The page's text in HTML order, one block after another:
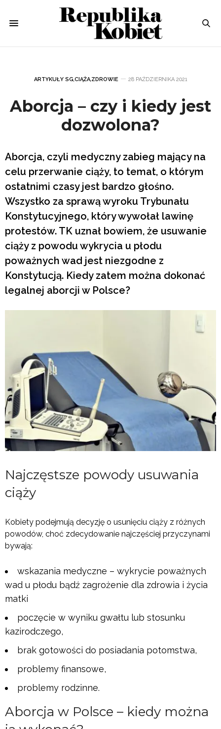
ARTYKUŁY SG,CIĄŻA,ZDROWIE 28 PAŹDZIERNIKA 2021
Aborcja – czy i kiedy jest
dozwolona?
Aborcja, czyli medyczny zabieg mający na
celu przerwanie ciąży, to temat, o którym
ostatnimi czasy jest bardzo głośno.
Wszystko za sprawą wyroku Trybunału
Konstytucyjnego, który wywołał lawinę
protestów. TK uznał bowiem, że usuwanie
ciąży z powodu wykrycia u płodu
poważnych wad jest niezgodne z
Konstytucją. Kiedy zatem można dokonać
legalnej aborcji w Polsce?
Najczęstsze powody usuwania
ciąży
Kobiety podejmują decyzję o usunięciu ciąży z różnych
powodów, choć zdecydowanie najczęściej przyczynami
bywają:
wskazania medyczne – wykrycie poważnych
wad u płodu bądź zagrożenie dla zdrowia i życia
matki
poczęcie w wyniku gwałtu lub stosunku
kazirodczego,
brak gotowości do posiadania potomstwa,
problemy finansowe,
problemy rodzinne.
Aborcja w Polsce – kiedy można